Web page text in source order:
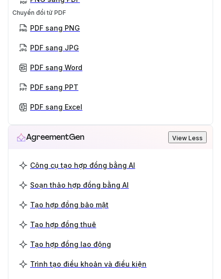
Chuyển đổi từ PDF
PDF sang PNG
PDF sang JPG
PDF sang Word
PDF sang PPT
PDF sang Excel
AgreementGen View Less
Công cụ tạo hợp đồng bằng AI
Soạn thảo hợp đồng bằng AI
Tạo hợp đồng bảo mật
Tạo hợp đồng thuê
Tạo hợp đồng lao động
Trình tạo điều khoản và điều kiện